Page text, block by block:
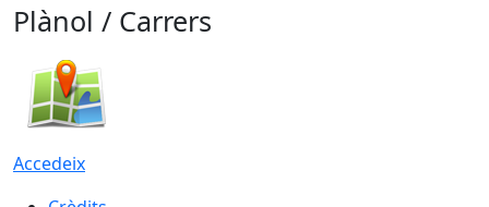
Plànol / Carrers
Accedeix